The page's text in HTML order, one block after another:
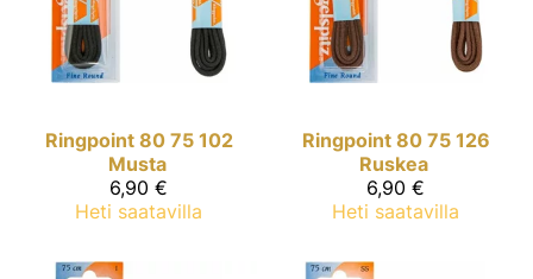
Ringpoint 80 75 102
Musta
6,90 €
Heti saatavilla
Ringpoint 80 75 126
Ruskea
6,90 €
Heti saatavilla